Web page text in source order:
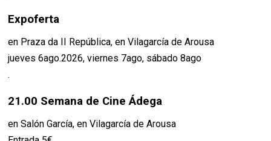
Expoferta
en Praza da II República, en Vilagarcía de Arousa
jueves 6ago.2026, viernes 7ago, sábado 8ago
.
21.00 Semana de Cine Ádega
en Salón García, en Vilagarcía de Arousa